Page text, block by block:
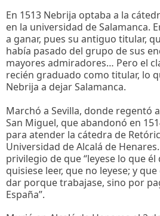
En 1513 Nebrija optaba a la
en la universidad de Salamanca.
a ganar, pues su antiguo titular,
había pasado del grupo de sus
mayores admiradores… Pero el
recién graduado como titular, lo
Nebrija a dejar Salamanca.
Marchó a Sevilla, donde regentó
San Miguel, que abandonó en
para atender la cátedra de
Universidad de Alcalá de
privilegio de que “leyese lo que él
quisiese leer, que no leyese; y
dar porque trabajase, sino por
España”.